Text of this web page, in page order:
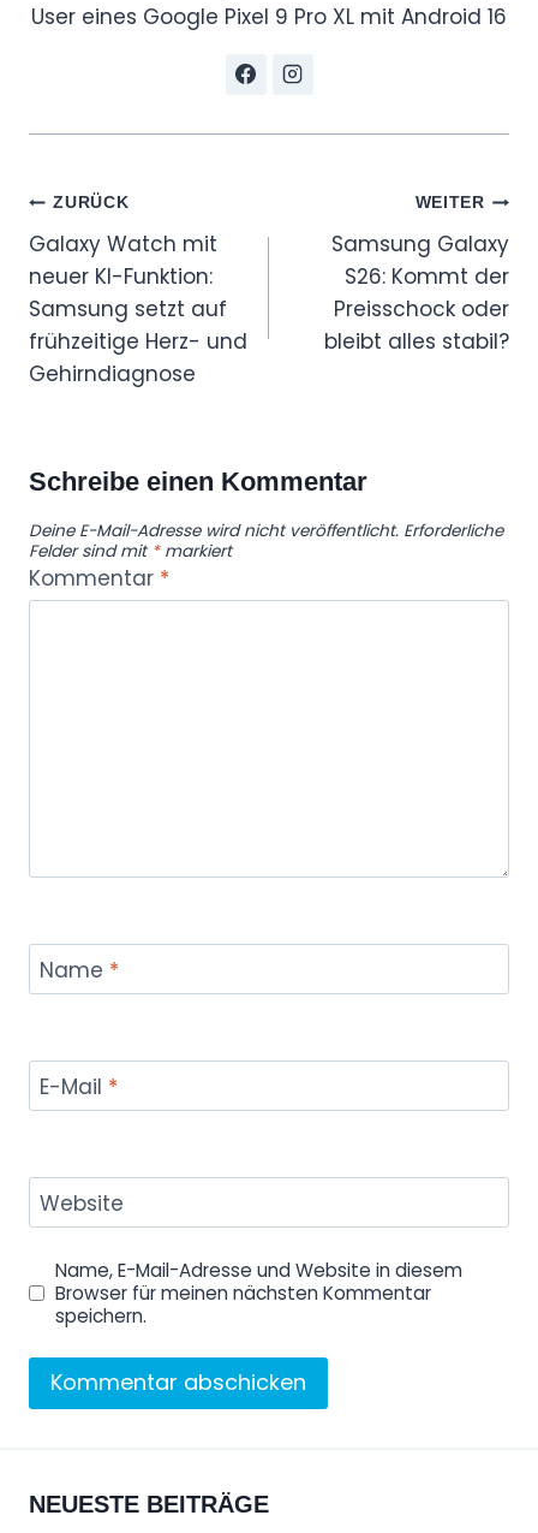
User eines Google Pixel 9 Pro XL mit Android 16
Beitragsnavigation
ZURÜCK
Galaxy Watch mit
neuer KI-Funktion:
Samsung setzt auf
frühzeitige Herz- und
Gehirndiagnose
WEITER
Samsung Galaxy
S26: Kommt der
Preisschock oder
bleibt alles stabil?
Schreibe einen Kommentar
Deine E-Mail-Adresse wird nicht veröffentlicht. Erforderliche
Felder sind mit *markiert
Kommentar *
Name *
E-Mail *
Website
Name, E-Mail-Adresse und Website in diesem
Browser für meinen nächsten Kommentar
speichern.
NEUESTE BEITRÄGE